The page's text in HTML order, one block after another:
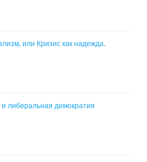
или Кризис как надежда.
и либеральная демократия